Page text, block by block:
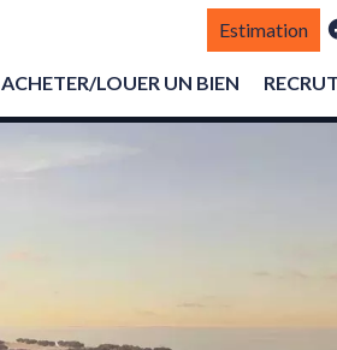
Estimation
ACHETER/LOUER UN BIEN